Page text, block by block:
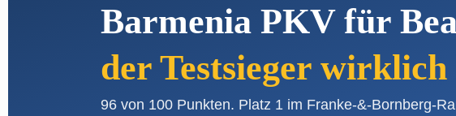
Barmenia PKV für
der Testsieger
96 von 100 Punkten. Platz 1 im Franke-&-Bornberg-